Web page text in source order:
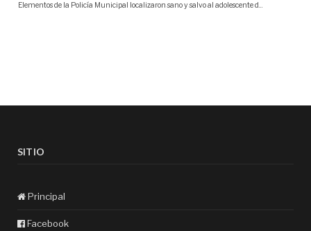
SITIO
Principal
Facebook